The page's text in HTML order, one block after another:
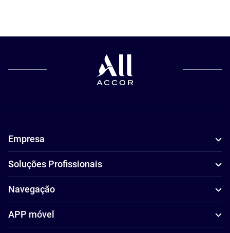
Empresa
Soluções Profissionais
Navegação
APP móvel